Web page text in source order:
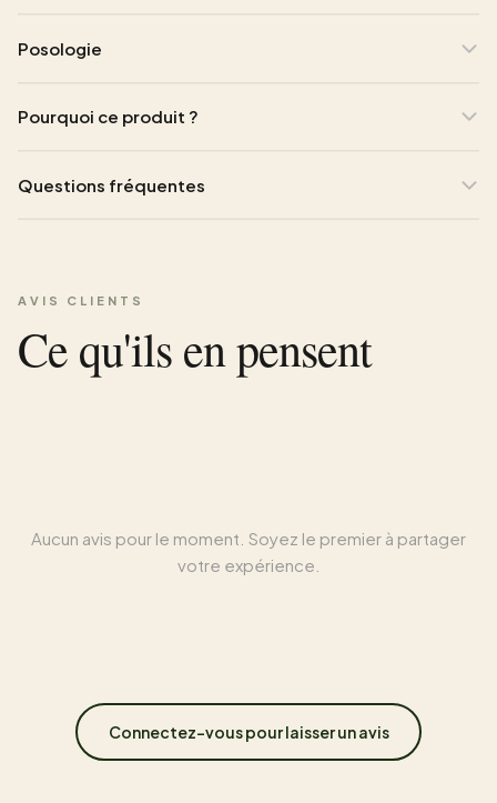
Posologie
Pourquoi ce produit ?
Questions fréquentes
AVIS CLIENTS
Ce qu'ils en pensent
Aucun avis pour le moment. Soyez le premier à partager
votre expérience.
Connectez-vous pour laisser un avis